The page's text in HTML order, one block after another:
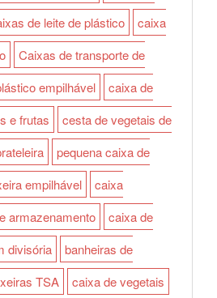
de leite de plástico
caixa
Caixas de transporte de
empilhável
caixa de
e frutas
cesta de vegetais de
pequena caixa de
empilhável
caixa
armazenamento
caixa de
divisória
banheiras de
TSA
caixa de vegetais